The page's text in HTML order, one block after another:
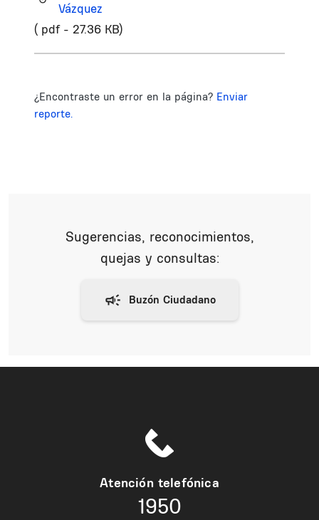
Vázquez
( pdf - 27.36 KB)
¿Encontraste un error en la página? Enviar
reporte.
Sugerencias, reconocimientos,
quejas y consultas:
Atención telefónica
1950